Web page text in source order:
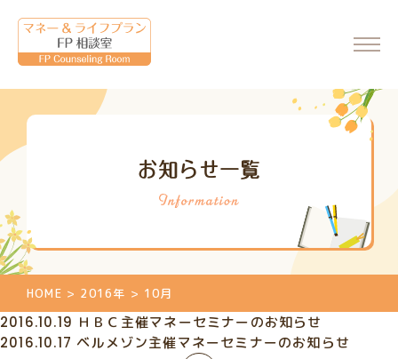
FP相談室について
ご相談・料金について
マネーセミナーのご案内
マネーセミナーの申込
お知らせ一覧
HOME > 2016年 > 10月
2016.10.19 ＨＢＣ主催マネーセミナーのお知らせ
2016.10.17 ベルメゾン主催マネーセミナーのお知らせ